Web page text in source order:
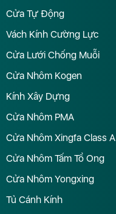
Cửa Tự Động
Vách Kính Cường Lực
Cửa Lưới Chống Muỗi
Cửa Nhôm Kogen
Kính Xây Dựng
Cửa Nhôm PMA
Cửa Nhôm Xingfa Class A
Cửa Nhôm Tấm Tổ Ong
Cửa Nhôm Yongxing
Tủ Cánh Kính